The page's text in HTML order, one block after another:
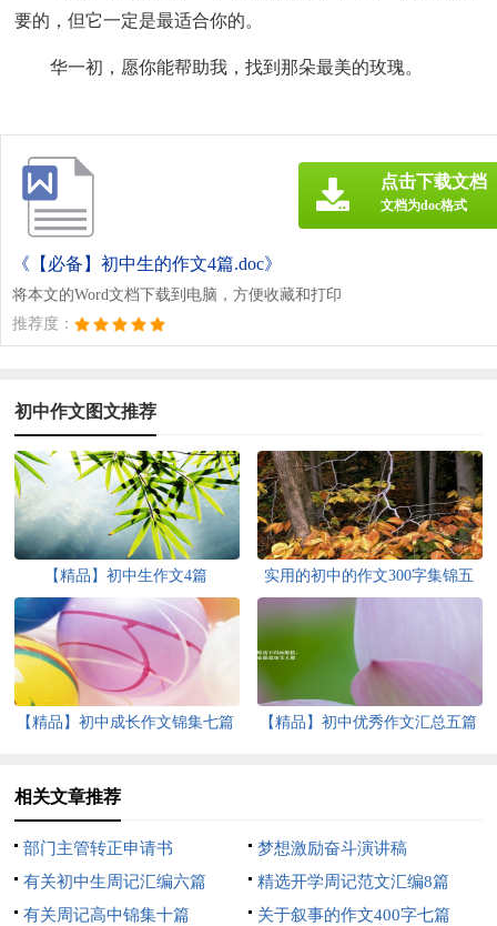
要的，但它一定是最适合你的。
华一初，愿你能帮助我，找到那朵最美的玫瑰。
《【必备】初中生的作文4篇.doc》
将本文的Word文档下载到电脑，方便收藏和打印
推荐度：
点击下载文档
文档为doc格式
初中作文图文推荐
【精品】初中生作文4篇
实用的初中的作文300字集锦五
【精品】初中成长作文锦集七篇 【精品】初中优秀作文汇总五篇
相关文章推荐
部门主管转正申请书
梦想激励奋斗演讲稿
有关初中生周记汇编六篇
精选开学周记范文汇编8篇
有关周记高中锦集十篇
关于叙事的作文400字七篇